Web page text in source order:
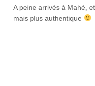
A peine arrivés à Mahé,
mais plus authentique